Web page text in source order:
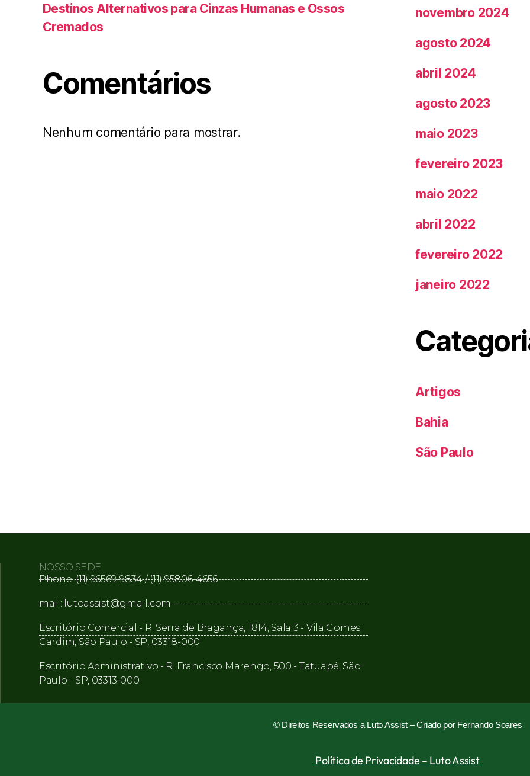
Destinos Alternativos para Cinzas Humanas e Ossos
Cremados
Comentários
Nenhum comentário para mostrar.
novembro 2024
agosto 2024
abril 2024
agosto 2023
maio 2023
fevereiro 2023
maio 2022
abril 2022
fevereiro 2022
janeiro 2022
Artigos
Bahia
São Paulo
NOSSO SEDE
Phone: (11) 96569-9834 / (11) 95806-4656
mail: lutoassist@gmail.com
Escritório Comercial - R. Serra de Bragança, 1814, Sala 3 - Vila Gomes
Cardim, São Paulo - SP, 03318-000
Escritório Administrativo - R. Francisco Marengo, 500 - Tatuapé, São
Paulo - SP, 03313-000
© Direitos Reservados a Luto Assist –Criado por Fernando Soares
Política de Privacidade – Luto Assist